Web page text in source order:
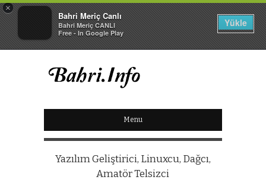
×
Bahri Meriç Canlı
Bahri Meriç CANLI
Free - In Google Play
Yükle
BAHRI MERIÇ CANLI
KIŞISEL WEB SITESI
Menu
Yazılım Geliştirici, Linuxcu, Dağcı,
Amatör Telsizci